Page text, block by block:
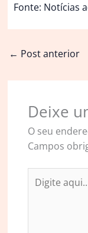
Fonte: Notícias
← Post anterior
Deixe
O seu
Campos
aqui...